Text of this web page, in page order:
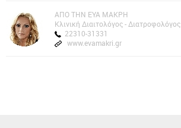
AΠΟ ΤΗΝ ΕΥΑ ΜΑΚΡΗ
Kλινική Διαιτολόγος - Διατροφολόγος
22310-31331
www.evamakri.gr